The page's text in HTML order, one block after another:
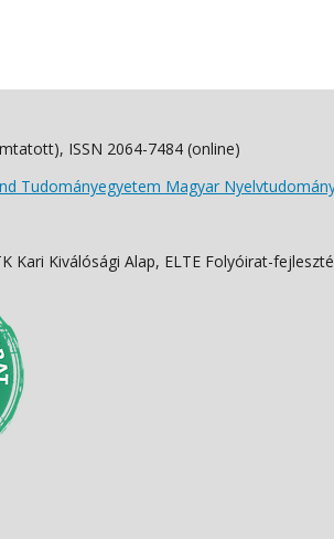
ISSN 2064-7484 (online)
Tudományegyetem Magyar
Kari Kiválósági Alap, ELTE Folyóirat-